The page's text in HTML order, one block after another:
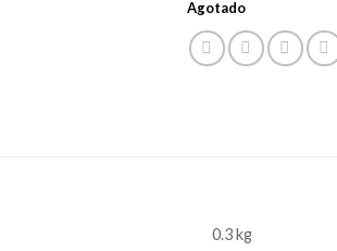
Agotado
0.3 kg